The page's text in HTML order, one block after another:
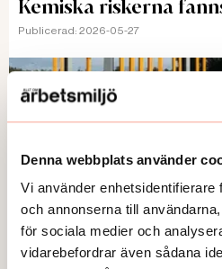
Denna webbplats använder
Vi använder enhetsidentifierare
och annonserna till
för sociala medier och
vidarebefordrar även sådana
Kemiska riskerna
Publicerad: 2026-05-27